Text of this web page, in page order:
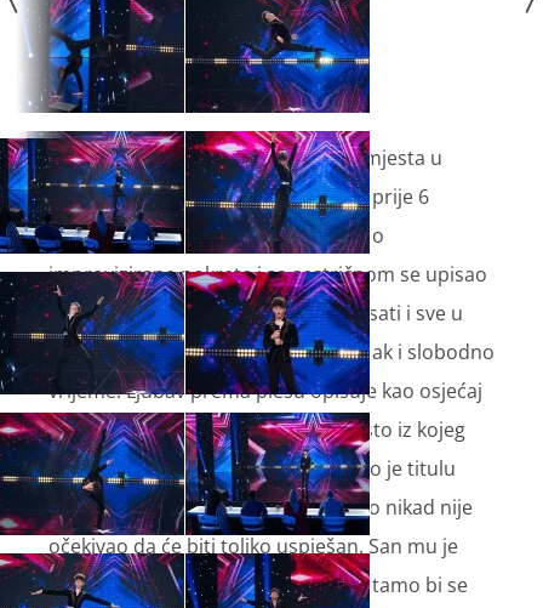
Andi je 14-godišnji dječak iz malog mjesta u
Makedoniji. Plesom se počeo baviti prije 6
godina nakon što je kod kuće izvodio
improvizirane pokrete i sa sestričnom se upisao
na ples. Pleše skoro svaki dan po 6 sati i sve u
njegovom životu se vrti oko plesa, čak i slobodno
vrijeme. Ljubav prema plesu opisuje kao osjećaj
slobode, to je njegovo sigurno mjesto iz kojeg
crpi najviše samopouzdanja. Osvojio je titulu
svjetskog prvaka u jazz kategoriji, no nikad nije
očekivao da će biti toliko uspješan. San mu je
doći do Hollywooda, ali osim plesa, tamo bi se